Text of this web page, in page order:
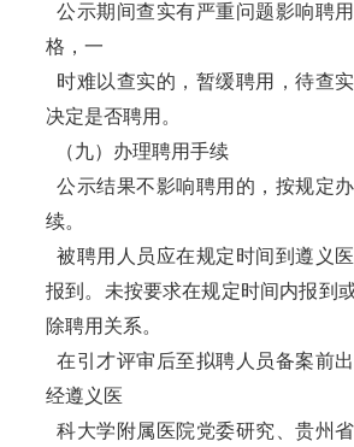
公示期间查实有严重问题影响聘
格，一
时难以查实的，暂缓聘用，待查
决定是否聘用。
（九）办理聘用手续
公示结果不影响聘用的，按规定
续。
被聘用人员应在规定时间到遵义
报到。未按要求在规定时间内报到
除聘用关系。
在引才评审后至拟聘人员备案前
经遵义医
科大学附属医院党委研究、贵州